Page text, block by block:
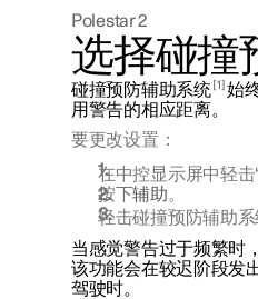
联系我们
极星官方二手车
探索Polestar 3
联系我们
公共充电
家庭充电
车主服务
Polestar 2
选择碰撞
碰撞预防辅助系统 1 始
用警告的相应距离。
要更改设置：
在中控显示屏中轻击
按下辅助。
轻击碰撞预防辅助系
当感觉警告过于频繁时
该功能会在较迟阶段发
驾驶时。